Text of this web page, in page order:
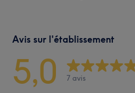
Avis sur l'établissement
5,0 7 avis